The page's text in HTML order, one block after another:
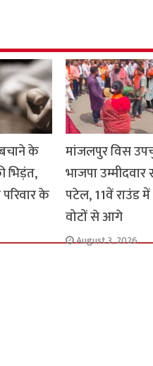
के
भिड़ंत,
के
मांजलपुर विस
भाजपा
पटेल, 11वें राउंड में
वोटों से आगे
August 3, 2026